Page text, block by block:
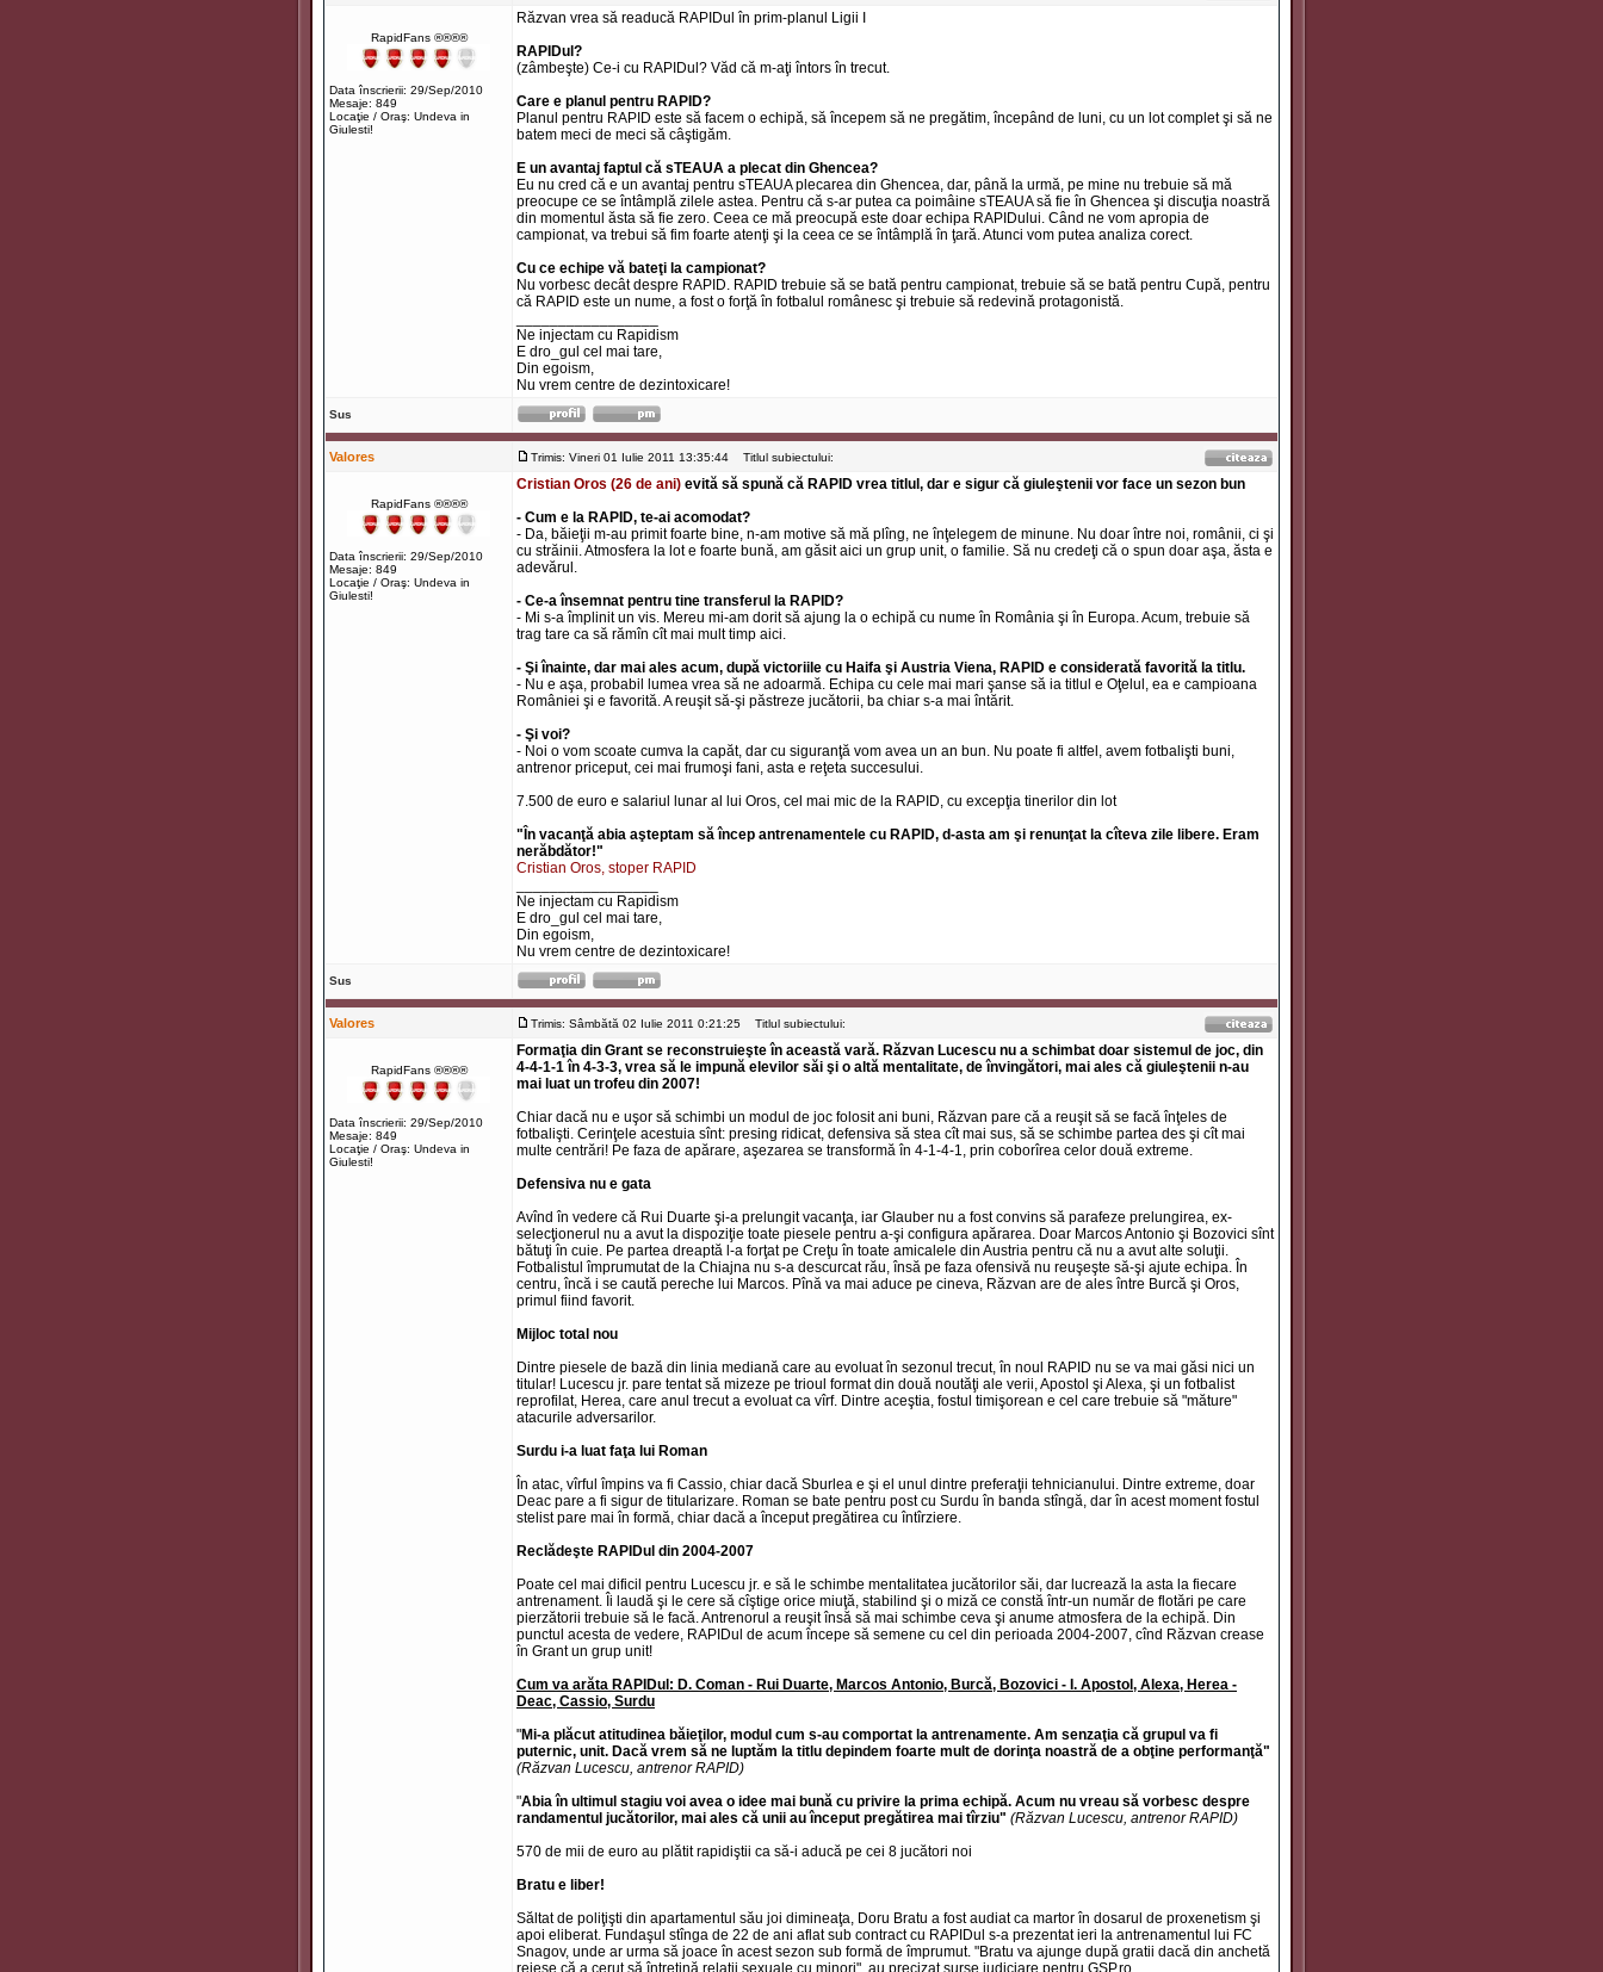
RapidFans ®®®®
Data înscrierii: 29/Sep/2010
Mesaje: 849
Locaţie / Oraş: Undeva in
Giulesti!
Răzvan vrea să readucă RAPIDul în prim-planul Ligii I
RAPIDul?
(zâmbeşte) Ce-i cu RAPIDul? Văd că m-aţi întors în trecut.
Care e planul pentru RAPID?
Planul pentru RAPID este să facem o echipă, să începem să ne pregătim, începând de luni, cu un lot complet şi să ne
batem meci de meci să câştigăm.
E un avantaj faptul că sTEAUA a plecat din Ghencea?
Eu nu cred că e un avantaj pentru sTEAUA plecarea din Ghencea, dar, până la urmă, pe mine nu trebuie să mă
preocupe ce se întâmplă zilele astea. Pentru că s-ar putea ca poimâine sTEAUA să fie în Ghencea şi discuţia noastră
din momentul ăsta să fie zero. Ceea ce mă preocupă este doar echipa RAPIDului. Când ne vom apropia de
campionat, va trebui să fim foarte atenţi şi la ceea ce se întâmplă în ţară. Atunci vom putea analiza corect.
Cu ce echipe vă bateţi la campionat?
Nu vorbesc decât despre RAPID. RAPID trebuie să se bată pentru campionat, trebuie să se bată pentru Cupă, pentru
că RAPID este un nume, a fost o forţă în fotbalul românesc şi trebuie să redevină protagonistă.
Ne injectam cu Rapidism
E dro_gul cel mai tare,
Din egoism,
Nu vrem centre de dezintoxicare!
Sus
Valores Trimis: Vineri 01 Iulie 2011 13:35:44 Titlul subiectului:
RapidFans ®®®®
Data înscrierii: 29/Sep/2010
Mesaje: 849
Locaţie / Oraş: Undeva in
Giulesti!
Cristian Oros (26 de ani) evită să spună că RAPID vrea titlul, dar e sigur că giuleştenii vor face un sezon bun
- Cum e la RAPID, te-ai acomodat?
- Da, băieţii m-au primit foarte bine, n-am motive să mă plîng, ne înţelegem de minune. Nu doar între noi, românii, ci şi
cu străinii. Atmosfera la lot e foarte bună, am găsit aici un grup unit, o familie. Să nu credeţi că o spun doar aşa, ăsta e
adevărul.
- Ce-a însemnat pentru tine transferul la RAPID?
- Mi s-a împlinit un vis. Mereu mi-am dorit să ajung la o echipă cu nume în România şi în Europa. Acum, trebuie să
trag tare ca să rămîn cît mai mult timp aici.
- Şi înainte, dar mai ales acum, după victoriile cu Haifa şi Austria Viena, RAPID e considerată favorită la titlu.
- Nu e aşa, probabil lumea vrea să ne adoarmă. Echipa cu cele mai mari şanse să ia titlul e Oţelul, ea e campioana
României şi e favorită. A reuşit să-şi păstreze jucătorii, ba chiar s-a mai întărit.
- Şi voi?
- Noi o vom scoate cumva la capăt, dar cu siguranţă vom avea un an bun. Nu poate fi altfel, avem fotbalişti buni,
antrenor priceput, cei mai frumoşi fani, asta e reţeta succesului.
7.500 de euro e salariul lunar al lui Oros, cel mai mic de la RAPID, cu excepţia tinerilor din lot
"În vacanţă abia aşteptam să încep antrenamentele cu RAPID, d-asta am şi renunţat la cîteva zile libere. Eram
nerăbdător!"
Cristian Oros, stoper RAPID
Ne injectam cu Rapidism
E dro_gul cel mai tare,
Din egoism,
Nu vrem centre de dezintoxicare!
Sus
Valores Trimis: Sâmbătă 02 Iulie 2011 0:21:25 Titlul subiectului:
RapidFans ®®®®
Data înscrierii: 29/Sep/2010
Mesaje: 849
Locaţie / Oraş: Undeva in
Giulesti!
Formaţia din Grant se reconstruieşte în această vară. Răzvan Lucescu nu a schimbat doar sistemul de joc, din
4-4-1-1 în 4-3-3, vrea să le impună elevilor săi şi o altă mentalitate, de învingători, mai ales că giuleştenii n-au
mai luat un trofeu din 2007!
Chiar dacă nu e uşor să schimbi un modul de joc folosit ani buni, Răzvan pare că a reuşit să se facă înţeles de
fotbalişti. Cerinţele acestuia sînt: presing ridicat, defensiva să stea cît mai sus, să se schimbe partea des şi cît mai
multe centrări! Pe faza de apărare, aşezarea se transformă în 4-1-4-1, prin coborîrea celor două extreme.
Defensiva nu e gata
Avînd în vedere că Rui Duarte şi-a prelungit vacanţa, iar Glauber nu a fost convins să parafeze prelungirea, ex-
selecţionerul nu a avut la dispoziţie toate piesele pentru a-şi configura apărarea. Doar Marcos Antonio şi Bozovici sînt
bătuţi în cuie. Pe partea dreaptă l-a forţat pe Creţu în toate amicalele din Austria pentru că nu a avut alte soluţii.
Fotbalistul împrumutat de la Chiajna nu s-a descurcat rău, însă pe faza ofensivă nu reuşeşte să-şi ajute echipa. În
centru, încă i se caută pereche lui Marcos. Pînă va mai aduce pe cineva, Răzvan are de ales între Burcă şi Oros,
primul fiind favorit.
Mijloc total nou
Dintre piesele de bază din linia mediană care au evoluat în sezonul trecut, în noul RAPID nu se va mai găsi nici un
titular! Lucescu jr. pare tentat să mizeze pe trioul format din două noutăţi ale verii, Apostol şi Alexa, şi un fotbalist
reprofilat, Herea, care anul trecut a evoluat ca vîrf. Dintre aceştia, fostul timişorean e cel care trebuie să "măture"
atacurile adversarilor.
Surdu i-a luat faţa lui Roman
În atac, vîrful împins va fi Cassio, chiar dacă Sburlea e şi el unul dintre preferaţii tehnicianului. Dintre extreme, doar
Deac pare a fi sigur de titularizare. Roman se bate pentru post cu Surdu în banda stîngă, dar în acest moment fostul
stelist pare mai în formă, chiar dacă a început pregătirea cu întîrziere.
Reclădeşte RAPIDul din 2004-2007
Poate cel mai dificil pentru Lucescu jr. e să le schimbe mentalitatea jucătorilor săi, dar lucrează la asta la fiecare
antrenament. Îi laudă şi le cere să cîştige orice miuţă, stabilind şi o miză ce constă într-un număr de flotări pe care
pierzătorii trebuie să le facă. Antrenorul a reuşit însă să mai schimbe ceva şi anume atmosfera de la echipă. Din
punctul acesta de vedere, RAPIDul de acum începe să semene cu cel din perioada 2004-2007, cînd Răzvan crease
în Grant un grup unit!
Cum va arăta RAPIDul: D. Coman - Rui Duarte, Marcos Antonio, Burcă, Bozovici - I. Apostol, Alexa, Herea -
Deac, Cassio, Surdu
"Mi-a plăcut atitudinea băieţilor, modul cum s-au comportat la antrenamente. Am senzaţia că grupul va fi
puternic, unit. Dacă vrem să ne luptăm la titlu depindem foarte mult de dorinţa noastră de a obţine performanţă"
(Răzvan Lucescu, antrenor RAPID)
"Abia în ultimul stagiu voi avea o idee mai bună cu privire la prima echipă. Acum nu vreau să vorbesc despre
randamentul jucătorilor, mai ales că unii au început pregătirea mai tîrziu" (Răzvan Lucescu, antrenor RAPID)
570 de mii de euro au plătit rapidiştii ca să-i aducă pe cei 8 jucători noi
Bratu e liber!
Săltat de poliţişti din apartamentul său joi dimineaţa, Doru Bratu a fost audiat ca martor în dosarul de proxenetism şi
apoi eliberat. Fundaşul stînga de 22 de ani aflat sub contract cu RAPIDul s-a prezentat ieri la antrenamentul lui FC
Snagov, unde ar urma să joace în acest sezon sub formă de împrumut. "Bratu va ajunge după gratii dacă din anchetă
reiese că a cerut să întreţină relaţii sexuale cu minori", au precizat surse judiciare pentru GSP.ro.